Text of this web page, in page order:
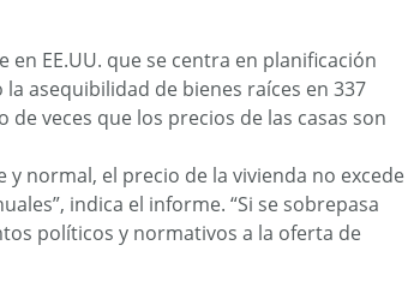
EE.UU. que se centra en planificación
asequibilidad de bienes raíces en 337
veces que los precios de las casas son
y normal, el precio de la vivienda no excede
indica el informe. “Si se sobrepasa
políticos y normativos a la oferta de